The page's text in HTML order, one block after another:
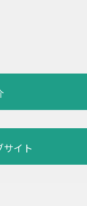
イト